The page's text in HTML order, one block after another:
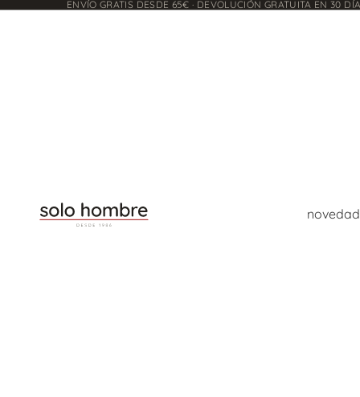
ENVÍO GRATIS DESDE 65€ · DEVOLUCIÓN GRATUITA EN 30